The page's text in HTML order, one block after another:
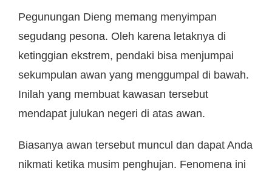
Pegunungan Dieng memang menyimpan
segudang pesona. Oleh karena letaknya di
ketinggian ekstrem, pendaki bisa menjumpai
sekumpulan awan yang menggumpal di bawah.
Inilah yang membuat kawasan tersebut
mendapat julukan negeri di atas awan.
Biasanya awan tersebut muncul dan dapat Anda
nikmati ketika musim penghujan. Fenomena ini